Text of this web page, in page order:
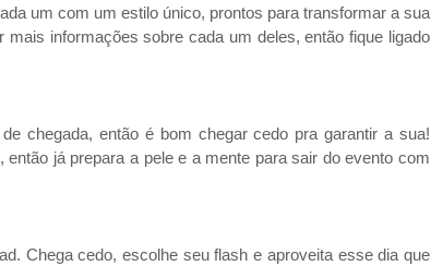
um com um estilo único, prontos para transformar a sua
informações sobre cada um deles, então fique ligado
chegada, então é bom chegar cedo pra garantir a sua!
já prepara a pele e a mente para sair do evento com
Chega cedo, escolhe seu flash e aproveita esse dia que